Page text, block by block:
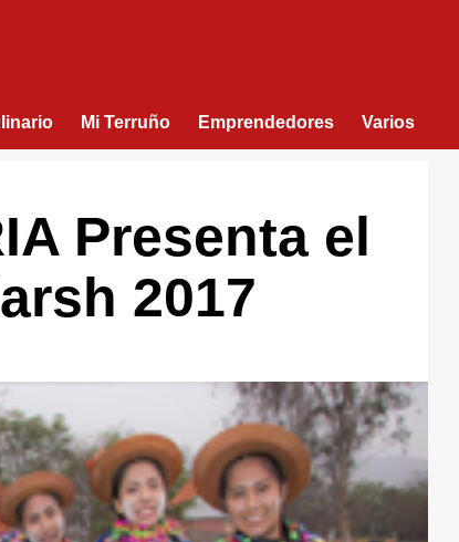
Mi Terruño Emprendedores Varios
Presenta el
2017